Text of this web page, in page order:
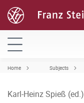
Home Subjects
Karl-Heinz Spieß (ed.)